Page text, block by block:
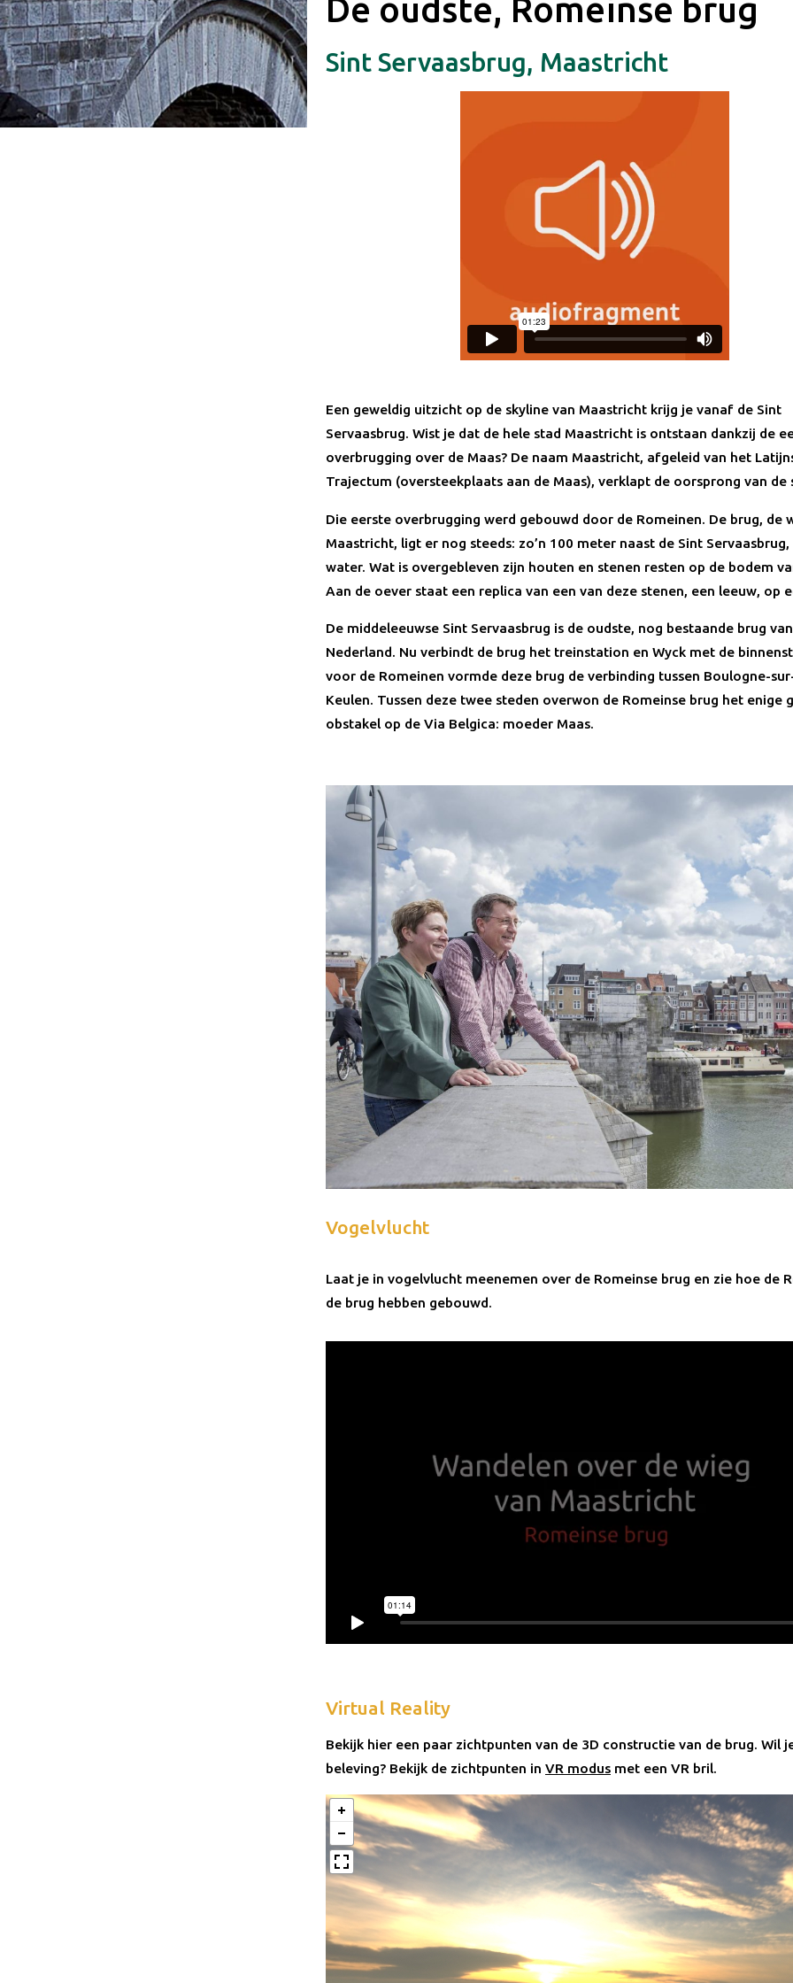
De oudste, Romeinse brug
Sint Servaasbrug, Maastricht
Een geweldig uitzicht op de skyline van Maastricht krijg je vanaf de Sint
Servaasbrug. Wist je dat de hele stad Maastricht is ontstaan dankzij de
overbrugging over de Maas? De naam Maastricht, afgeleid van het
Trajectum (oversteekplaats aan de Maas), verklapt de oorsprong van de
Die eerste overbrugging werd gebouwd door de Romeinen. De brug, de
Maastricht, ligt er nog steeds: zo’n 100 meter naast de Sint
water. Wat is overgebleven zijn houten en stenen resten op de bodem
Aan de oever staat een replica van een van deze stenen, een leeuw, op
De middeleeuwse Sint Servaasbrug is de oudste, nog bestaande brug van
Nederland. Nu verbindt de brug het treinstation en Wyck met de
voor de Romeinen vormde deze brug de verbinding tussen Boulogne-
Keulen. Tussen deze twee steden overwon de Romeinse brug het enige
obstakel op de Via Belgica: moeder Maas.
Vogelvlucht
Laat je in vogelvlucht meenemen over de Romeinse brug en zie hoe de
de brug hebben gebouwd.
Virtual Reality
Bekijk hier een paar zichtpunten van de 3D constructie van de brug. Wil
beleving? Bekijk de zichtpunten in VR modus met een VR bril.